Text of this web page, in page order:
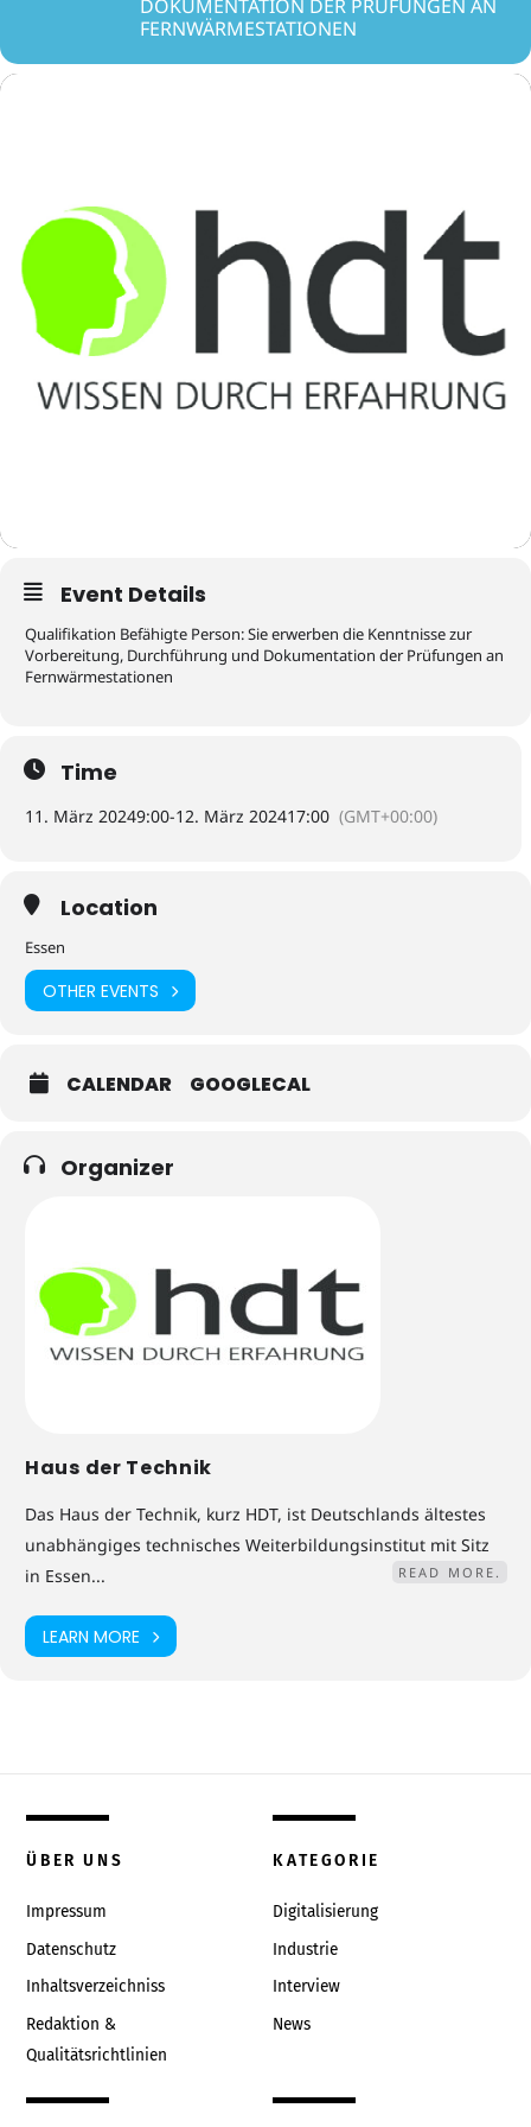
DOKUMENTATION DER PRÜFUNGEN AN
FERNWÄRMESTATIONEN
Event Details
Qualifikation Befähigte Person: Sie erwerben die Kenntnisse zur
Vorbereitung, Durchführung und Dokumentation der Prüfungen an
Fernwärmestationen
Time
11. März 20249:00-12. März 202417:00 (GMT+00:00)
Location
Essen
OTHER EVENTS
CALENDAR GOOGLECAL
Organizer
Haus der Technik
Das Haus der Technik, kurz HDT, ist Deutschlands ältestes
unabhängiges technisches Weiterbildungsinstitut mit Sitz
in Essen...
READ MORE.
LEARN MORE
ÜBER UNS
Impressum
Datenschutz
Inhaltsverzeichniss
Redaktion &
Qualitätsrichtlinien
KATEGORIE
Digitalisierung
Industrie
Interview
News